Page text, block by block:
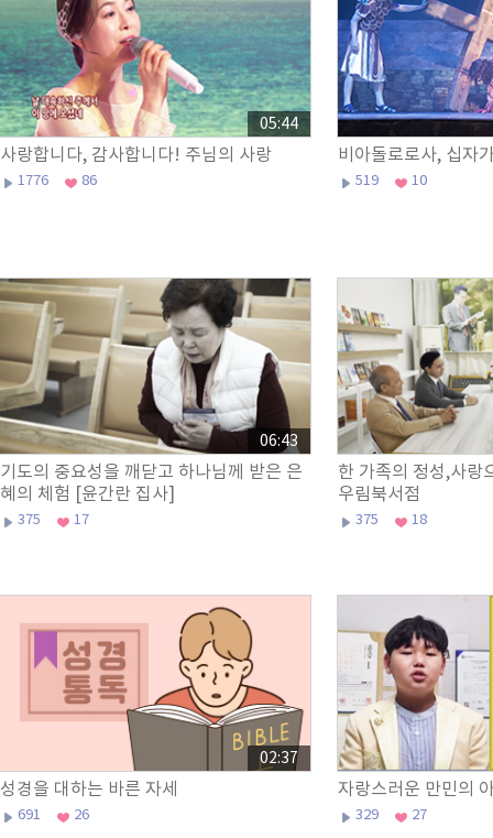
사랑합니다, 감사합니다! 주님의 사랑
1776 86
05:44
비아돌로로사, 십자
519 10
기도의 중요성을 깨닫고 하나님께 받은 은
혜의 체험 [윤간란 집사]
375 17
06:43
한 가족의 정성,사랑
우림북서점
375 18
성경을 대하는 바른 자세
691 26
02:37
자랑스러운 만
329 27